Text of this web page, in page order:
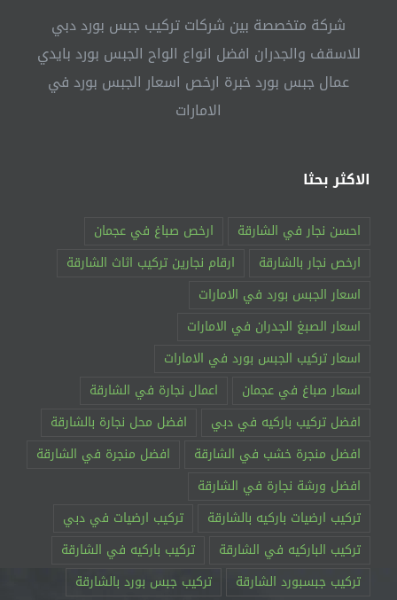
شركة متخصصة بين شركات تركيب جبس بورد دبي
للاسقف والجدران افضل انواع الواح الجبس بورد بايدي
عمال جبس بورد خبرة ارخص اسعار الجبس بورد في
الامارات
الاكثر بحثا
احسن نجار في الشارقة
ارخص صباغ في عجمان
ارخص نجار بالشارقة
ارقام نجارين تركيب اثاث الشارقة
اسعار الجبس بورد في الامارات
اسعار الصبغ الجدران في الامارات
اسعار تركيب الجبس بورد في الامارات
اسعار صباغ في عجمان
اعمال نجارة في الشارقة
افضل تركيب باركيه في دبي
افضل محل نجارة بالشارقة
افضل منجرة خشب في الشارقة
افضل منجرة في الشارقة
افضل ورشة نجارة في الشارقة
تركيب ارضيات باركيه بالشارقة
تركيب ارضيات في دبي
تركيب الباركيه في الشارقة
تركيب باركيه في الشارقة
تركيب جبسبورد الشارقة
تركيب جبس بورد بالشارقة